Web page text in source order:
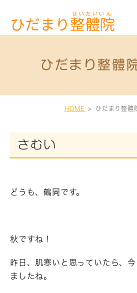
ひだまり整體
HOME ひだまり整體
さむい
どうも、鶴岡です。
秋ですね！
昨日、肌寒いと思っていたら、
ましたね。